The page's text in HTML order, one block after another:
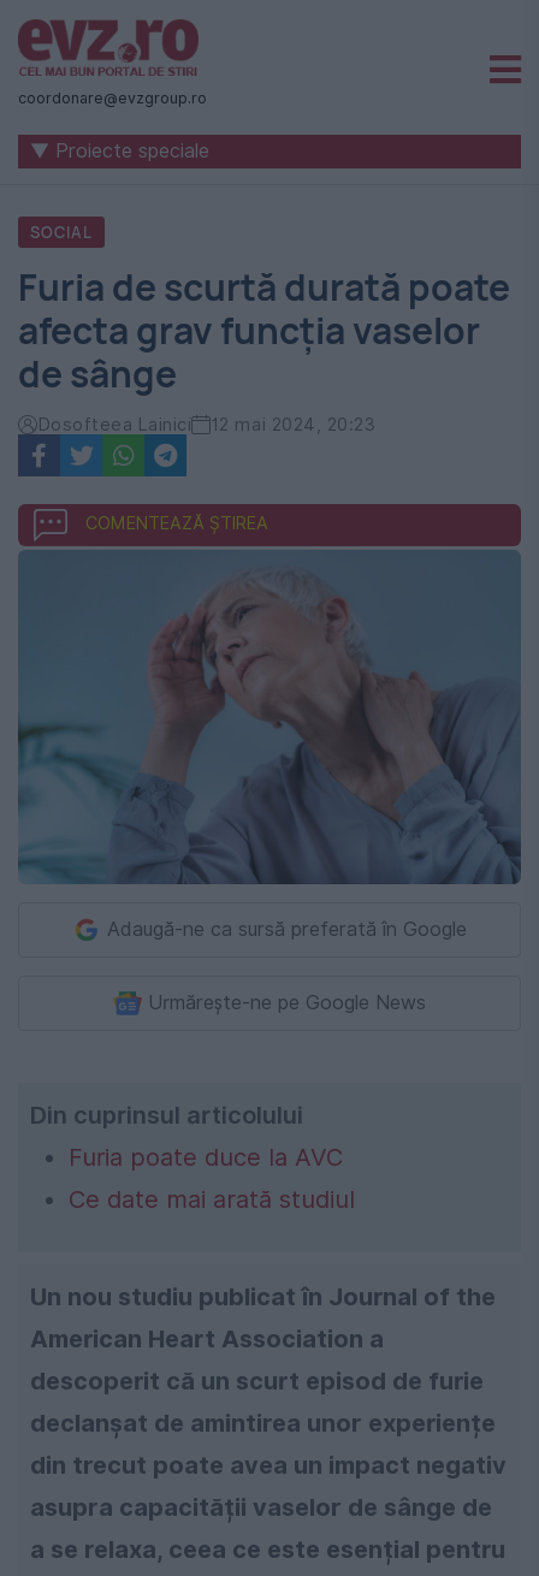
Știri
naționale
internaționale
România
-
Evenimentul
Zilei
coordonare@evzgroup.ro
▼ Proiecte speciale
SOCIAL
Furia de scurtă durată poate
afecta grav funcția vaselor
de sânge
Dosofteea Lainici 12 mai 2024, 20:23
COMENTEAZĂ ȘTIREA
Adaugă-ne ca sursă preferată în Google
Urmărește-ne pe Google News
Din cuprinsul articolului
Furia poate duce la AVC
Ce date mai arată studiul
Un nou studiu publicat în Journal of the
American Heart Association a
descoperit că un scurt episod de furie
declanșat de amintirea unor experiențe
din trecut poate avea un impact negativ
asupra capacității vaselor de sânge de
a se relaxa, ceea ce este esențial pentru